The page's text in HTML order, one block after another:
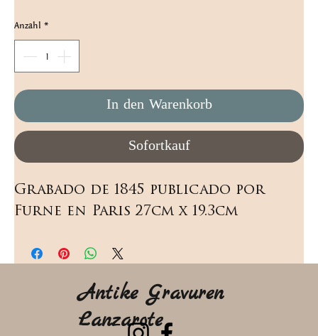
Anzahl *
In den Warenkorb
Sofortkauf
Grabado de 1845 publicado por
Furne en Paris 27cm x 19.3cm
Antike Gravuren
Lanzarote